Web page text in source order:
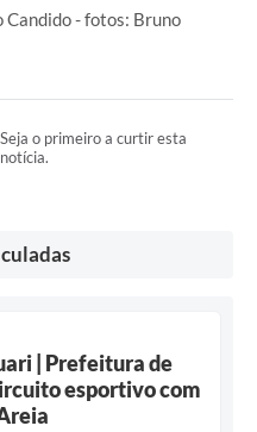
- fotos: Bruno
Seja o primeiro a curtir esta
notícia.
| Prefeitura de
esportivo com